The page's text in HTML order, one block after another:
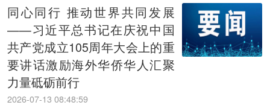
同心同行 推动世界共同发展
——习近平总书记在庆祝中国
共产党成立105周年大会上的重
要讲话激励海外华侨华人汇聚
力量砥砺前行
2026-07-13 08:48:59